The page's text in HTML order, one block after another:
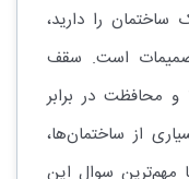
را دارید،
است. سقف
و محافظت در برابر
از ساختمان‌ها،
مهم‌ترین سوال این